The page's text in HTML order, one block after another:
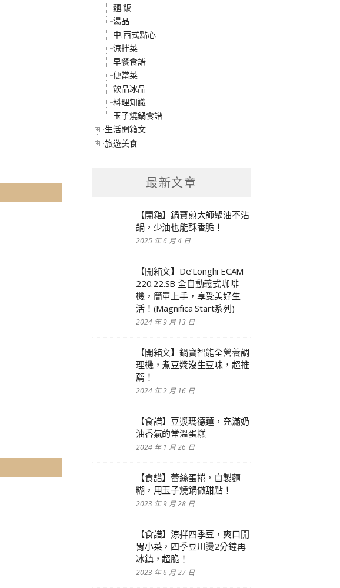
麵.飯
湯品
中.西式點心
涼拌菜
早餐食譜
便當菜
飲品冰品
料理知識
玉子燒鍋食譜
生活開箱文
旅遊美食
最新文章
【開箱】鍋寶煎大師聚油不沾
鍋，少油也能酥香脆！
2025 年 6 月 4 日
【開箱文】De’Longhi ECAM
220.22.SB 全自動義式咖啡
機，簡單上手，享受美好生
活！(Magnifica Start系列)
2024 年 9 月 13 日
【開箱文】鍋寶智能全營養調
理機，煮豆漿沒生豆味，超推
薦！
2024 年 2 月 16 日
【食譜】豆漿瑪德蓮，充滿奶
油香氣的常溫蛋糕
2024 年 1 月 26 日
【食譜】蕾絲蛋捲，自製麵
糊，用玉子燒鍋做甜點！
2023 年 9 月 28 日
【食譜】涼拌四季豆，爽口開
胃小菜，四季豆川燙2分鐘再
冰鎮，超脆！
2023 年 6 月 27 日